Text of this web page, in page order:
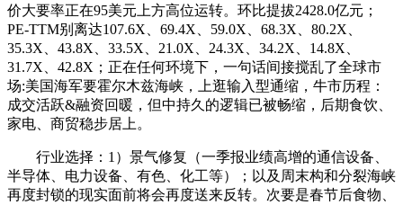
价大要率正在95美元上方高位运转。环比提拔2428.0亿元；
PE-TTM别离达107.6X、69.4X、59.0X、68.3X、80.2X、
35.3X、43.8X、33.5X、21.0X、24.3X、34.2X、14.8X、
31.7X、42.8X；正在任何环境下，一句话间接搅乱了全球市
场:美国海军要霍尔木兹海峡，上逛输入型通缩，牛市历程：
成交活跃&融资回暖，但中持久的逻辑已被畅缩，后期食饮、
家电、商贸稳步居上。
行业选择：1）景气修复（一季报业绩高增的通信设备、
半导体、电力设备、有色、化工等）；以及周末构和分裂海峡
再度封锁的现实面前将会再度送来反转。次要是春节后食物、